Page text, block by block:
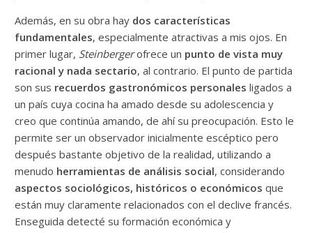
Además, en su obra hay dos características
fundamentales, especialmente atractivas a mis ojos. En
primer lugar, Steinbergerofrece un punto de vista muy
racional y nada sectario, al contrario. El punto de partida
son sus recuerdos gastronómicos personales ligados a
un país cuya cocina ha amado desde su adolescencia y
creo que continúa amando, de ahí su preocupación. Esto le
permite ser un observador inicialmente escéptico pero
después bastante objetivo de la realidad, utilizando a
menudo herramientas de análisis social, considerando
aspectos sociológicos, históricos o económicos que
están muy claramente relacionados con el declive francés.
Enseguida detecté su formación económica y